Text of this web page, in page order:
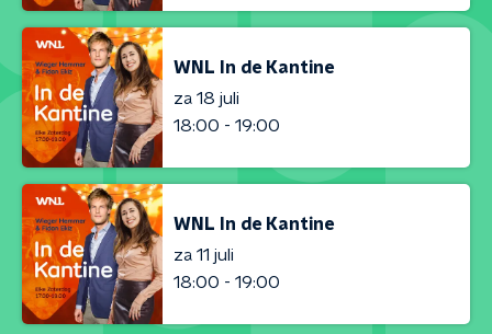
WNL In de Kantine
za 18 juli
18:00 - 19:00
WNL In de Kantine
za 11 juli
18:00 - 19:00